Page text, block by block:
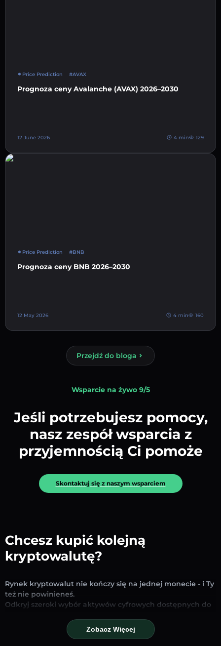
Price Prediction #AVAX
Prognoza ceny Avalanche (AVAX) 2026–2030
12 June 2026 4 min 129
Price Prediction #BNB
Prognoza ceny BNB 2026–2030
12 May 2026 4 min 160
Przejdź do bloga
Wsparcie na żywo 9/5
Jeśli potrzebujesz pomocy,
nasz zespół wsparcia z
przyjemnością Ci pomoże
Skontaktuj się z naszym wsparciem
Chcesz kupić kolejną
kryptowalutę?
Rynek kryptowalut nie kończy się na jednej monecie - i Ty
też nie powinieneś.
Odkryj szeroki wybór aktywów cyfrowych dostępnych do
tego, czy szukasz uznanych stablecoinów, obiecujących
altcoinów czy nowych trendujących tokenów – znajdziesz
Zobacz Więcej